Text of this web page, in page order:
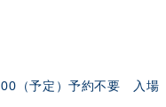
（予定）予約不要 入場